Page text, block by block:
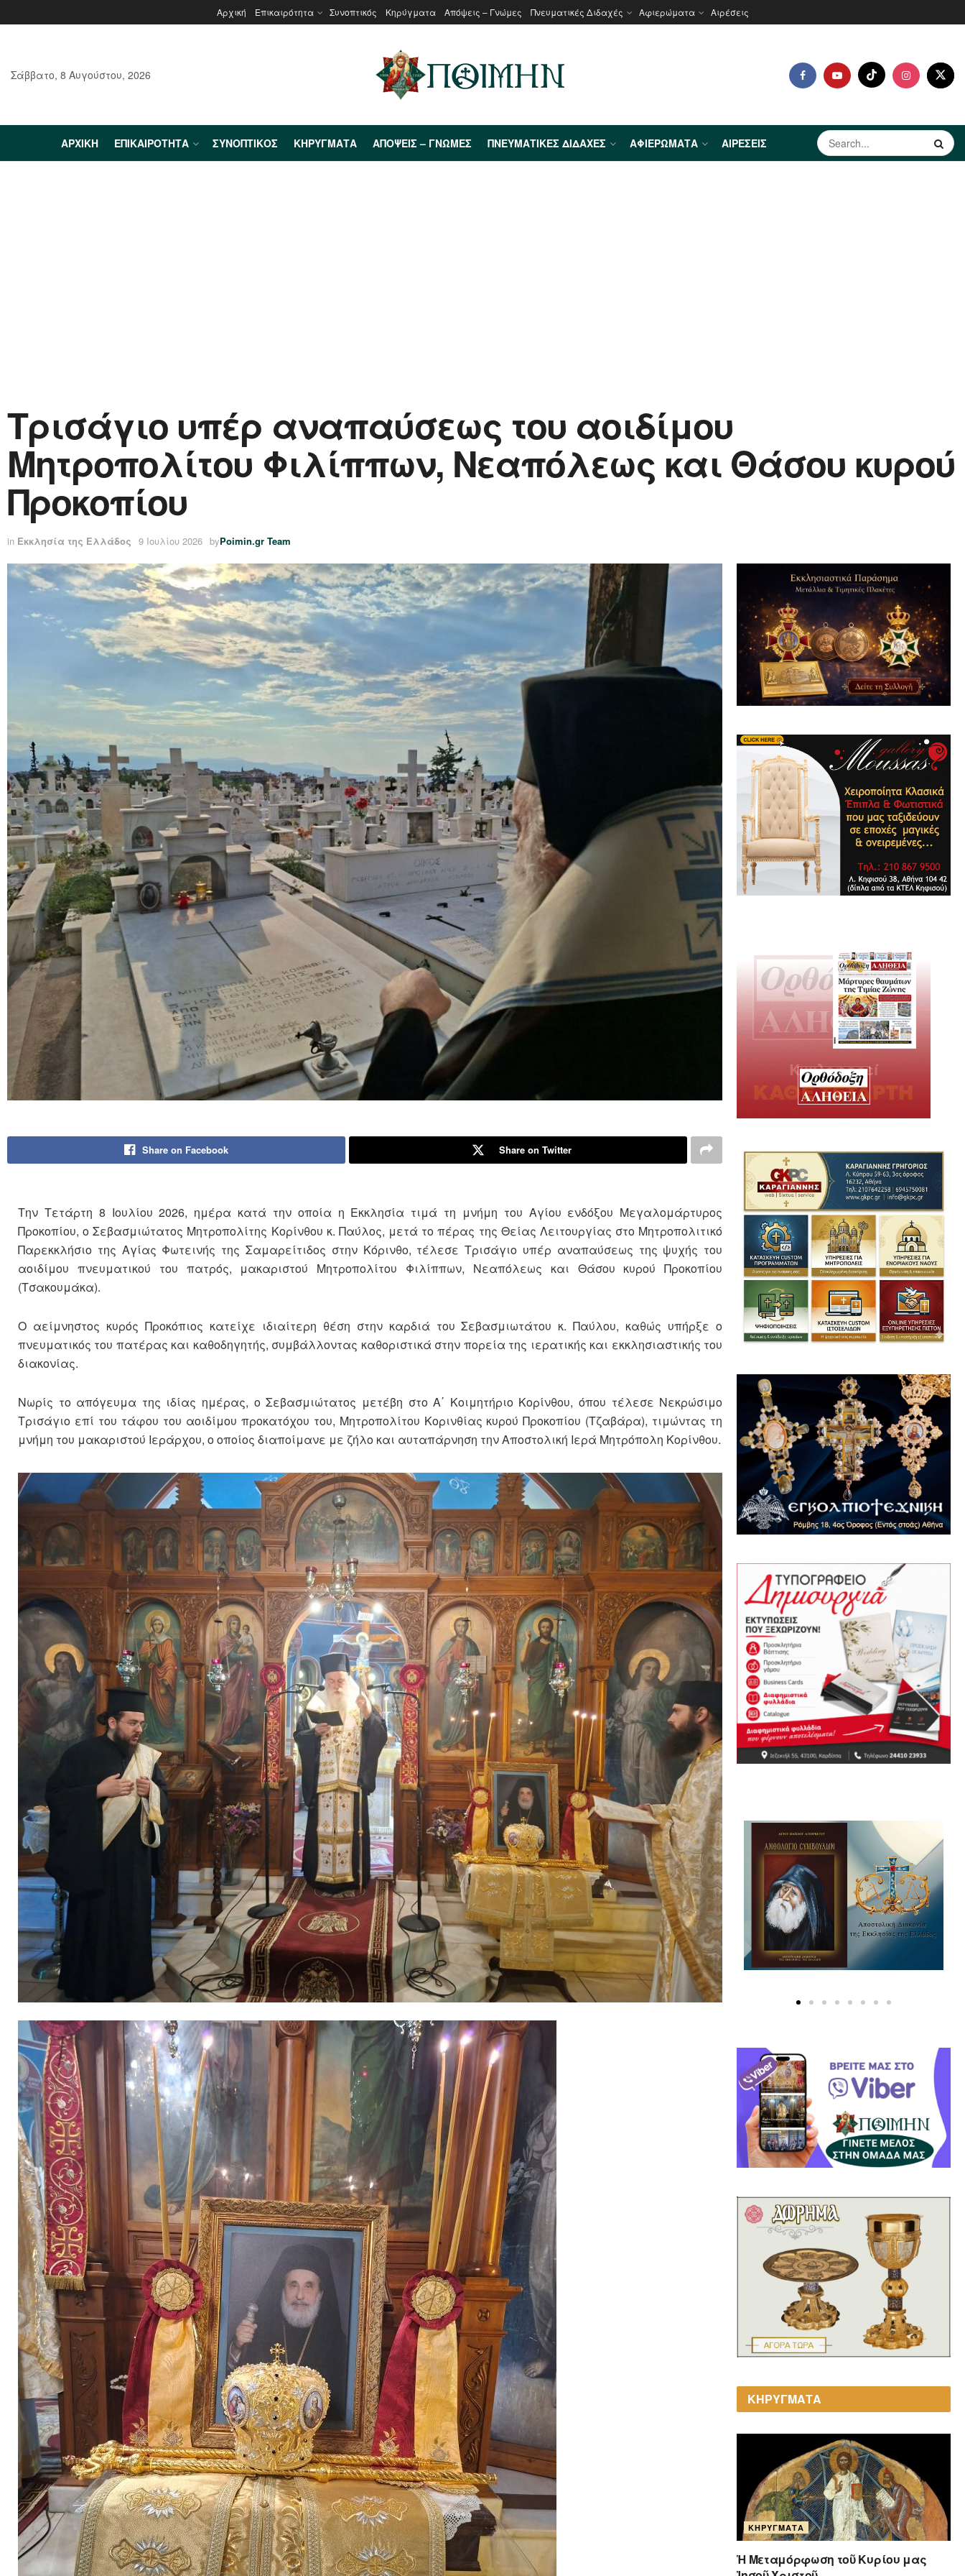
Αρχική Επικαιρότητα Συνοπτικός Κηρύγματα Απόψεις – Γνώμες Πνευματικές Διδαχές Αφιερώματα Αιρέσεις
Σάββατο, 8 Αυγούστου, 2026
ΑΡΧΙΚΉ ΕΠΙΚΑΙΡΌΤΗΤΑ ΣΥΝΟΠΤΙΚΌΣ ΚΗΡΎΓΜΑΤΑ ΑΠΌΨΕΙΣ – ΓΝΏΜΕΣ ΠΝΕΥΜΑΤΙΚΈΣ ΔΙΔΑΧΈΣ ΑΦΙΕΡΏΜΑΤΑ ΑΙΡΈΣΕΙΣ
Τρισάγιο υπέρ αναπαύσεως του αοιδίμου
Μητροπολίτου Φιλίππων, Νεαπόλεως και Θάσου κυρού
Προκοπίου
in Εκκλησία της Ελλάδος 9 Ιουλίου 2026 byPoimin.gr Team
Share on Facebook Share on Twitter
Την Τετάρτη 8 Ιουλίου 2026, ημέρα κατά την οποία η Εκκλησία τιμά τη μνήμη του Αγίου ενδόξου Μεγαλομάρτυρος
Προκοπίου, ο Σεβασμιώτατος Μητροπολίτης Κορίνθου κ. Παύλος, μετά το πέρας της Θείας Λειτουργίας στο Μητροπολιτικό
Παρεκκλήσιο της Αγίας Φωτεινής της Σαμαρείτιδος στην Κόρινθο, τέλεσε Τρισάγιο υπέρ αναπαύσεως της ψυχής του
αοιδίμου πνευματικού του πατρός, μακαριστού Μητροπολίτου Φιλίππων, Νεαπόλεως και Θάσου κυρού Προκοπίου
(Τσακουμάκα).
Ο αείμνηστος κυρός Προκόπιος κατείχε ιδιαίτερη θέση στην καρδιά του Σεβασμιωτάτου κ. Παύλου, καθώς υπήρξε ο
πνευματικός του πατέρας και καθοδηγητής, συμβάλλοντας καθοριστικά στην πορεία της ιερατικής και εκκλησιαστικής του
διακονίας.
Νωρίς το απόγευμα της ιδίας ημέρας, ο Σεβασμιώτατος μετέβη στο Α΄ Κοιμητήριο Κορίνθου, όπου τέλεσε Νεκρώσιμο
Τρισάγιο επί του τάφου του αοιδίμου προκατόχου του, Μητροπολίτου Κορινθίας κυρού Προκοπίου (Τζαβάρα), τιμώντας τη
μνήμη του μακαριστού Ιεράρχου, ο οποίος διαποίμανε με ζήλο και αυταπάρνηση την Αποστολική Ιερά Μητρόπολη Κορίνθου.
ΚΗΡΥΓΜΑΤΑ
ΚΗΡΎΓΜΑΤΑ
Ἡ Μεταμόρφωση τοῦ Κυρίου μας